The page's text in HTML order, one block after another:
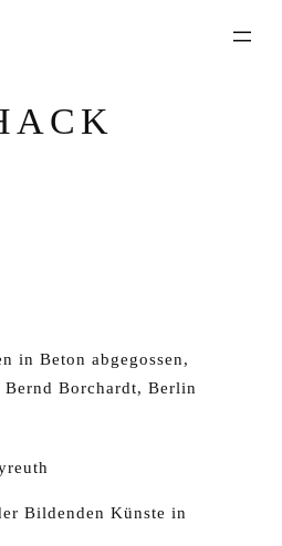
in Beton abgegossen,
Borchardt, Berlin
Bildenden Künste in